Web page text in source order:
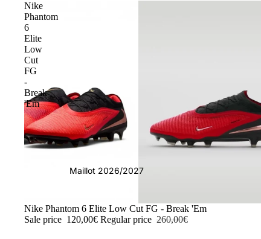
Maillot 2026/2027
Nike
Phantom
6
Elite
Low
Cut
FG
-
Break
'Em
-54%
Nike Phantom 6 Elite Low Cut FG - Break 'Em
Sale price 120,00€ Regular price 260,00€